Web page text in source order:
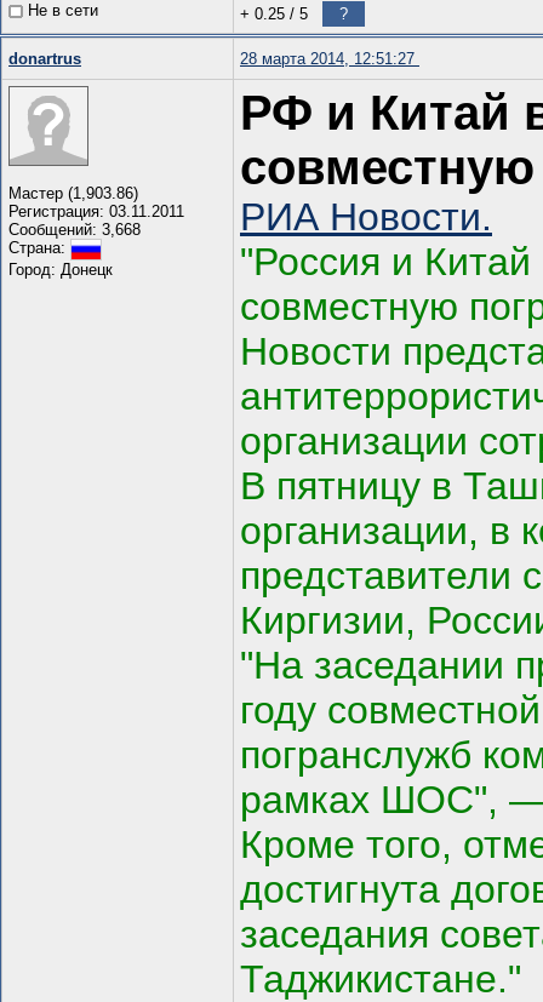
Не в сети + 0.25 / 5 ?
donartrus 28 марта 2014, 12:51:27
Мастер (1,903.86)
Регистрация: 03.11.2011
Сообщений: 3,668
Страна:
Город: Донецк
РФ и Китай
РИА Новости.
"Россия и
совместную
Новости
организации
В пятницу в
организации, в
представители
Киргизии,
"На заседании
году
погранслужб
рамках ШОС", —
Кроме того,
достигнута
заседания
Таджикистане."